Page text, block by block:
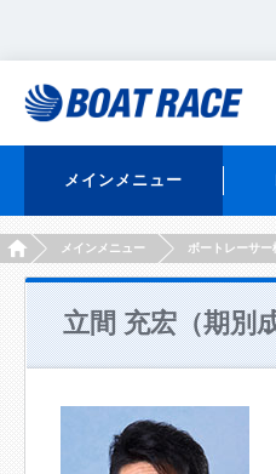
メインメニュー
HOMEメインメニュー ボートレーサー
立間 充宏（期別